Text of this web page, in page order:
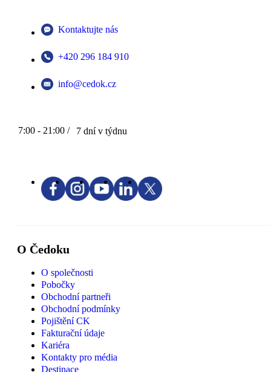
Kontaktujte nás
+420 296 184 910
info@cedok.cz
7:00 - 21:00 / 7 dní v týdnu
O Čedoku
O společnosti
Pobočky
Obchodní partneři
Obchodní podmínky
Pojištění CK
Fakturační údaje
Kariéra
Kontakty pro média
Destinace